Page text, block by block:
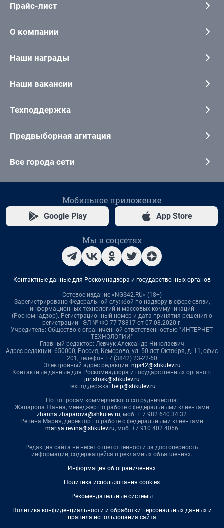
Прайс-лист
О компании
Наши награды
Наши вакансии
Техподдержка
Предвыборная агитация
Все города сети
Мобильное приложение
Google Play App Store
Мы в соцсетях
Контактные данные для Роскомнадзора и государственных органов
Сетевое издание «NGS42.RU» (18+)
Зарегистрировано Федеральной службой по надзору в сфере связи,
информационных технологий и массовых коммуникаций
(Роскомнадзор). Регистрационный номер и дата принятия решения о
регистрации - ЭЛ № ФС 77-78817 от 07.08.2020 г.
Учредитель: Общество с ограниченной ответственностью "ИНТЕРНЕТ
ТЕХНОЛОГИИ"
Главный редактор: Левчук Александр Николаевич
Адрес редакции: 650000, Россия, Кемерово, ул. 50 лет Октября, д. 11, офис
201, телефон +7 (3842) 23-22-60
Электронный адрес редакции: ngs42@shkulev.ru
Контактные данные для Роскомнадзора и государственных органов:
juristnsk@shkulev.ru
Техподдержка: help@shkulev.ru
По вопросам коммерческого сотрудничества:
Жапарова Жанна, менеджер по работе с федеральными клиентами
zhanna.zhaparova@shkulev.ru, моб. + 7 982 640 34 32
Ревина Мария, директор по работе с федеральными клиентами
mariya.revina@shkulev.ru, моб. +7 910 402 4056
Редакция сайта не несет ответственности за достоверность
информации, содержащейся в рекламных объявлениях.
Информация об ограничениях
Политика использования cookies
Рекомендательные системы
Политика конфиденциальности и обработки персональных данных и
правила использования сайта